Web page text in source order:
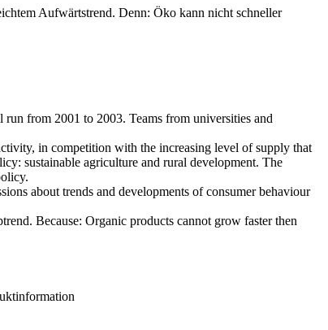
Aufwärtstrend. Denn: Öko kann nicht schneller
from 2001 to 2003. Teams from universities and
in competition with the increasing level of supply that
sustainable agriculture and rural development. The
about trends and developments of consumer behaviour
Because: Organic products cannot grow faster then